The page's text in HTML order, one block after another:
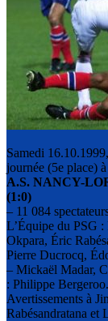
Samedi
journée (5e place)
A.S. NANCY-
(1:0)
– 11 084
L’Équipe du PSG
Okpara, Éric
Pierre Ducrocq,
– Mickaёl Madar,
: Philippe Bergeroo.
Avertissements à
Rabésandratana et